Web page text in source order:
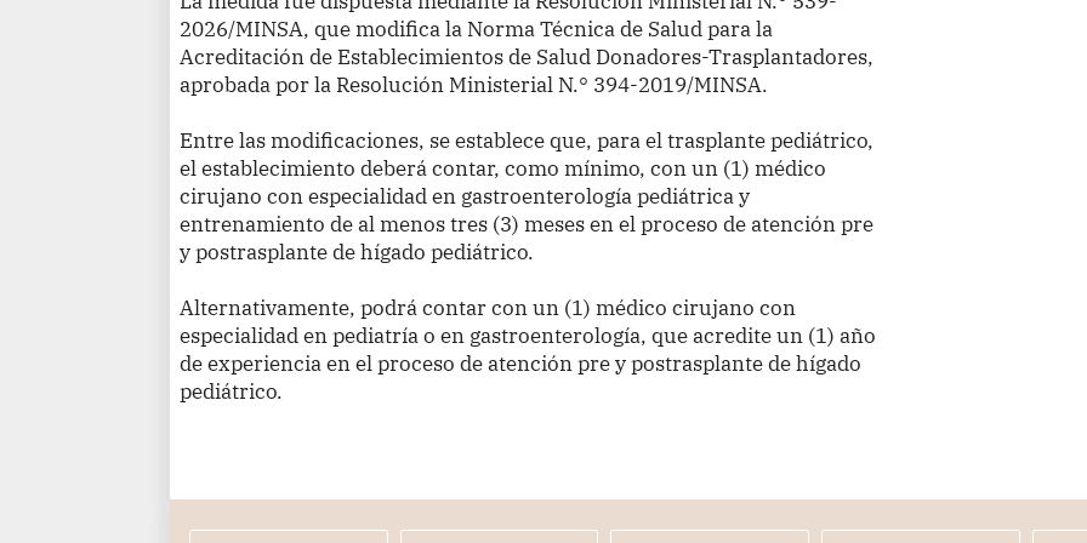
2026/MINSA, que modifica la Norma Técnica de Salud para la
Acreditación de Establecimientos de Salud Donadores-Trasplantadores,
aprobada por la Resolución Ministerial N.° 394-2019/MINSA.
Entre las modificaciones, se establece que, para el trasplante pediátrico,
el establecimiento deberá contar, como mínimo, con un (1) médico
cirujano con especialidad en gastroenterología pediátrica y
entrenamiento de al menos tres (3) meses en el proceso de atención pre
y postrasplante de hígado pediátrico.
Alternativamente, podrá contar con un (1) médico cirujano con
especialidad en pediatría o en gastroenterología, que acredite un (1) año
de experiencia en el proceso de atención pre y postrasplante de hígado
pediátrico.